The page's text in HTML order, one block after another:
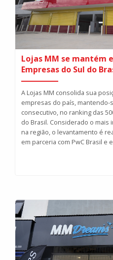
Lojas MM se mantém
Empresas do Sul do
A Lojas MM consolida sua
empresas do país, mantendo-
consecutivo, no ranking das
do Brasil. Considerado o
na região, o levantamento é
em parceria com PwC Brasil e